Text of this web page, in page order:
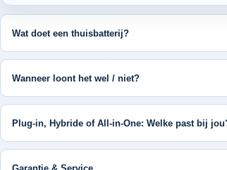
Wat doet een thuisbatterij?
Wanneer loont het wel / niet?
Plug-in, Hybride of All-in-One: Welke past bij
Garantie & Service